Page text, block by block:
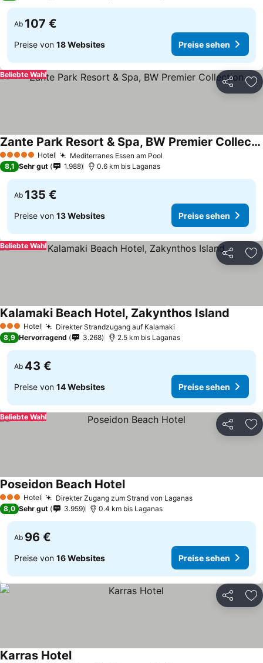
Ab 107 €
Preise von 18 Websites Preise sehen
Teilen
Beliebte Wahl
5 Sterne Hotel Mediterranes Essen am Pool
Zante Park Resort & Spa, BW Premier Collection
8,1 Sehr gut 1.988 0.6 km bis Laganas
Ab 135 €
Preise von 13 Websites Preise sehen
Teilen
Beliebte Wahl
3 SterneHotel Direkter Strandzugang auf Kalamaki
Kalamaki Beach Hotel, Zakynthos Island
8,9 Hervorragend 3.268 2.5 km bis Laganas
Ab 43 €
Preise von 14 Websites Preise sehen
Teilen
Beliebte Wahl
3 SterneHotel Direkter Zugang zum Strand von Laganas
Poseidon Beach Hotel
8,0 Sehr gut 3.959 0.4 km bis Laganas
Ab 96 €
Preise von 16 Websites Preise sehen
Teilen
Karras Hotel